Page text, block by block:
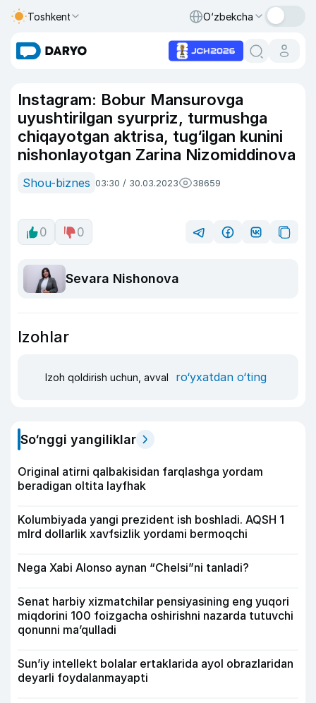
Toshkent O‘zbekcha
Instagram: Bobur Mansurovga
uyushtirilgan syurpriz, turmushga
chiqayotgan aktrisa, tug‘ilgan kunini
nishonlayotgan Zarina Nizomiddinova
Shou-biznes 03:30 / 30.03.2023 38659
0 0
Sevara Nishonova
Izohlar
Izoh qoldirish uchun, avval ro‘yxatdan o‘ting
So‘nggi yangiliklar
Original atirni qalbakisidan farqlashga yordam
beradigan oltita layfhak
Kolumbiyada yangi prezident ish boshladi. AQSH 1
mlrd dollarlik xavfsizlik yordami bermoqchi
Nega Xabi Alonso aynan “Chelsi”ni tanladi?
Senat harbiy xizmatchilar pensiyasining eng yuqori
miqdorini 100 foizgacha oshirishni nazarda tutuvchi
qonunni ma’qulladi
Sun’iy intellekt bolalar ertaklarida ayol obrazlaridan
deyarli foydalanmayapti